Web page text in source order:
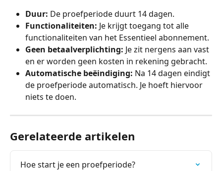
Duur: De proefperiode duurt 14 dagen.
Functionaliteiten: Je krijgt toegang tot alle
functionaliteiten van het Essentieel abonnement.
Geen betaalverplichting: Je zit nergens aan vast
en er worden geen kosten in rekening gebracht.
Automatische beëindiging: Na 14 dagen eindigt
de proefperiode automatisch. Je hoeft hiervoor
niets te doen.
Gerelateerde artikelen
Hoe start je een proefperiode?